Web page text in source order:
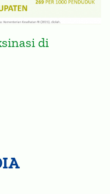
di